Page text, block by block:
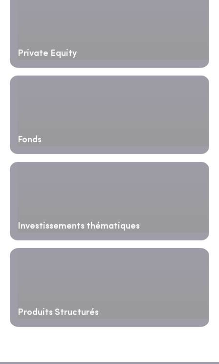
Private Equity
Fonds
Investissements thématiques
Produits Structurés